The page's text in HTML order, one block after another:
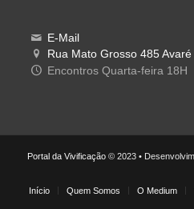
E-Mail
Rua Mato Grosso 485 Avaré
Encontros Quarta-feira 18H
Portal da Vivificação© 2023 •
Início Quem Somos O Medium